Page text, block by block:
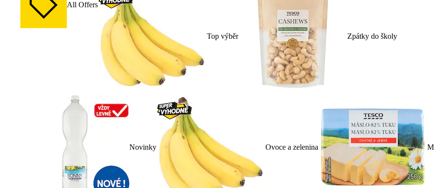
All Offers
Top výběr Zpátky do školy
Novinky Ovoce a zelenina